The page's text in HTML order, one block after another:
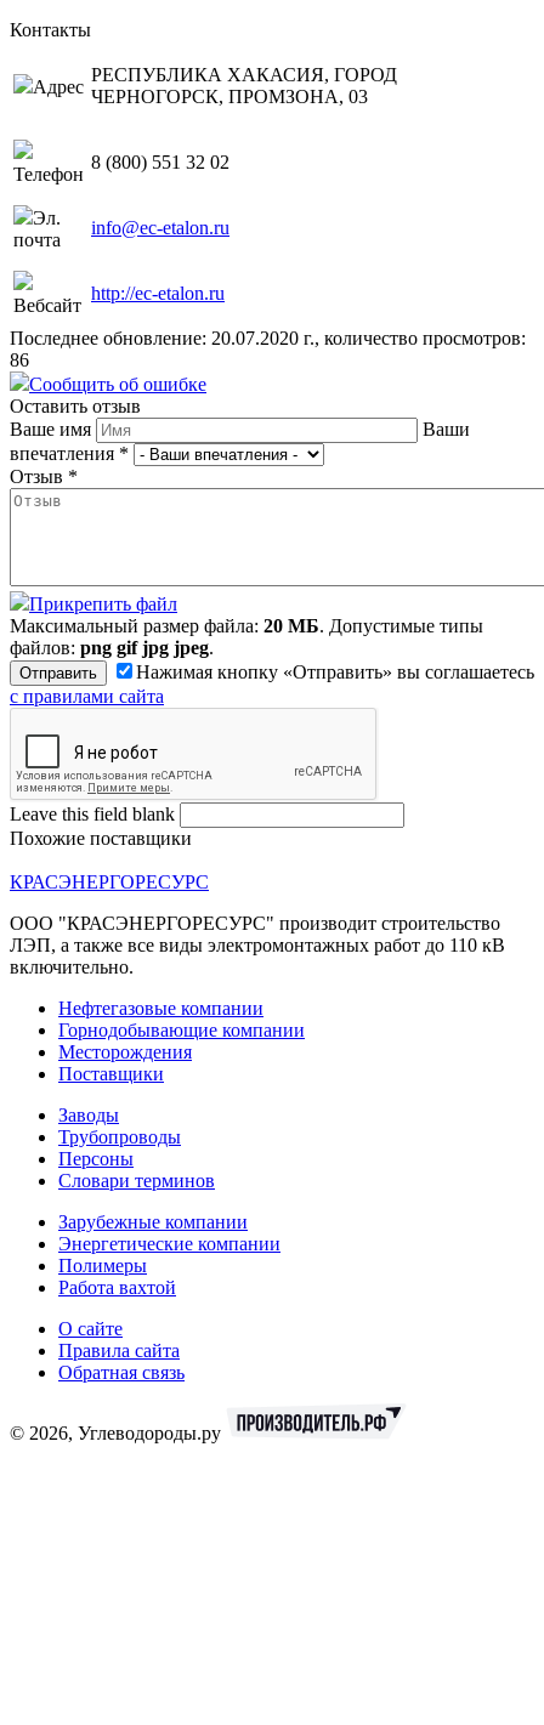
Контакты
Адрес
РЕСПУБЛИКА ХАКАСИЯ, ГОРОД
ЧЕРНОГОРСК, ПРОМЗОНА, 03
Телефон
8 (800) 551 32 02
Эл.
почта
info@ec-etalon.ru
Вебсайт
http://ec-etalon.ru
Последнее обновление: 20.07.2020 г., количество просмотров:
86
Сообщить об ошибке
Оставить отзыв
Ваше имя
Ваши
впечатления *
Отзыв *
Прикрепить файл
Максимальный размер файла: 20 МБ. Допустимые типы
файлов: png gif jpg jpeg.
Нажимая кнопку «Отправить» вы соглашаетесь
с правилами сайта
Leave this field blank
Похожие поставщики
КРАСЭНЕРГОРЕСУРС
ООО "КРАСЭНЕРГОРЕСУРС" производит строительство
ЛЭП, а также все виды электромонтажных работ до 110 кВ
включительно.
Нефтегазовые компании
Горнодобывающие компании
Месторождения
Поставщики
Заводы
Трубопроводы
Персоны
Словари терминов
Зарубежные компании
Энергетические компании
Полимеры
Работа вахтой
О сайте
Правила сайта
Обратная связь
© 2026, Углеводороды.ру